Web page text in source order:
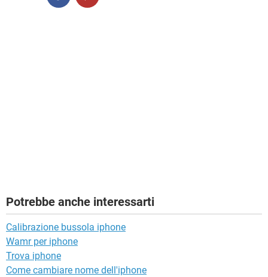
Potrebbe anche interessarti
Calibrazione bussola iphone
Wamr per iphone
Trova iphone
Come cambiare nome dell'iphone